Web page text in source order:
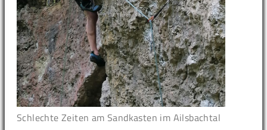
Schlechte Zeiten am Sandkasten im Ailsbachtal